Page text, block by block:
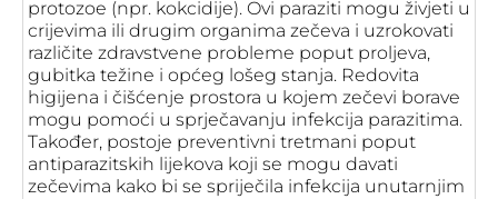
protozoe (npr. kokcidije). Ovi paraziti mogu živjeti u
crijevima ili drugim organima zečeva i uzrokovati
različite zdravstvene probleme poput proljeva,
gubitka težine i općeg lošeg stanja. Redovita
higijena i čišćenje prostora u kojem zečevi borave
mogu pomoći u sprječavanju infekcija parazitima.
Također, postoje preventivni tretmani poput
antiparazitskih lijekova koji se mogu davati
zečevima kako bi se spriječila infekcija unutarnjim